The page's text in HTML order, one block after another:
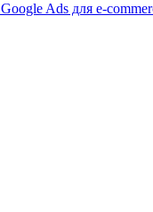
Google Ads для e-